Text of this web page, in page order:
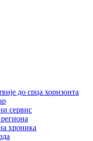
до срца хоризонта
сервис
хроника